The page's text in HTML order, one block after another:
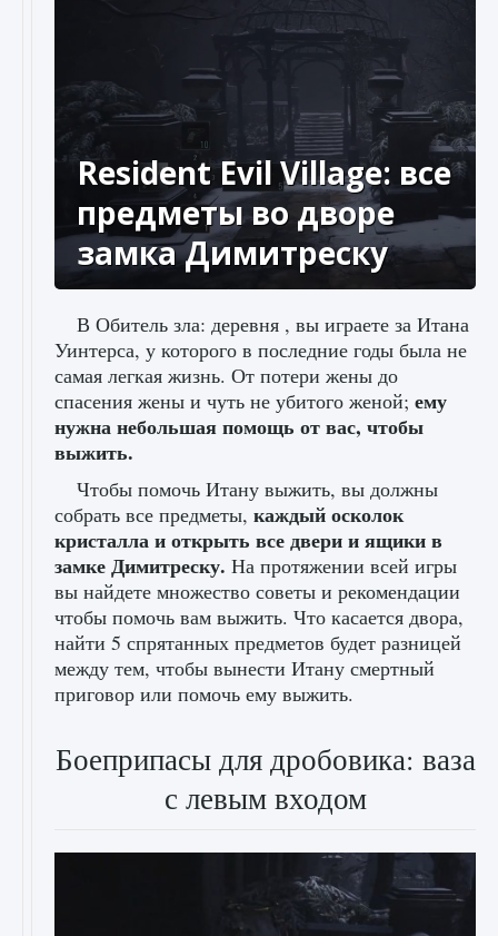
Resident Evil Village: все
предметы во дворе
замка Димитреску
В Обитель зла: деревня , вы играете за Итана
Уинтерса, у которого в последние годы была не
самая легкая жизнь. От потери жены до
спасения жены и чуть не убитого женой; ему
нужна небольшая помощь от вас, чтобы
выжить.
Чтобы помочь Итану выжить, вы должны
собрать все предметы, каждый осколок
кристалла и открыть все двери и ящики в
замке Димитреску. На протяжении всей игры
вы найдете множество советы и рекомендации
чтобы помочь вам выжить. Что касается двора,
найти 5 спрятанных предметов будет разницей
между тем, чтобы вынести Итану смертный
приговор или помочь ему выжить.
Боеприпасы для дробовика: ваза
с левым входом